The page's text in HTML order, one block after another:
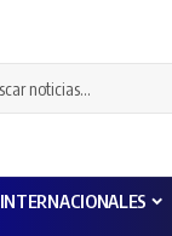
INTERNACIONALES